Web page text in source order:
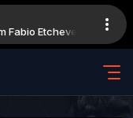
Fabio Etcheverria A
RADIO